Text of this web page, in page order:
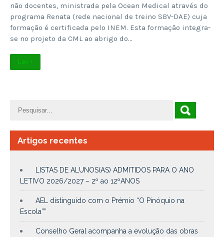
não docentes, ministrada pela Ocean Medical através do
programa Renata (rede nacional de treino SBV-DAE) cuja
formação é certificada pelo INEM. Esta formação integra-
se no projeto da CML ao abrigo do…
Ler +
Artigos recentes
LISTAS DE ALUNOS(AS) ADMITIDOS PARA O ANO
LETIVO 2026/2027 – 2º ao 12ºANOS
AEL distinguido com o Prémio “O Pinóquio na
Escola””
Conselho Geral acompanha a evolução das obras